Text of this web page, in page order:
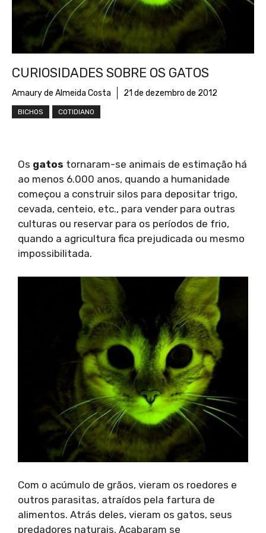
CURIOSIDADES SOBRE OS GATOS
Amaury de Almeida Costa 21 de dezembro de 2012
BICHOS COTIDIANO
Os gatos tornaram-se animais de estimação há
ao menos 6.000 anos, quando a humanidade
começou a construir silos para depositar trigo,
cevada, centeio, etc., para vender para outras
culturas ou reservar para os períodos de frio,
quando a agricultura fica prejudicada ou mesmo
impossibilitada.
Com o acúmulo de grãos, vieram os roedores e
outros parasitas, atraídos pela fartura de
alimentos. Atrás deles, vieram os gatos, seus
predadores naturais. Acabaram se